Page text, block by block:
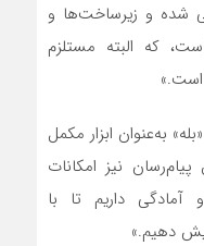
شده و زیرساخت‌ها و
که البته مستلزم
است.»
به‌عنوان ابزار مکمل
نیز امکانات
آمادگی داریم تا با
دهیم.»